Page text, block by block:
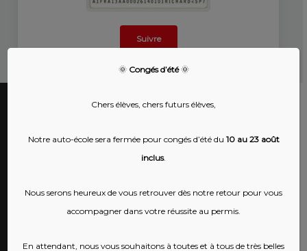
Suivre
01 60 14 96 65
🌞 Congés d’été🌞
Chers élèves, chers futurs élèves,
Notre auto-école sera fermée pour congés d’été du 10 au 23 août
inclus.
Nous serons heureux de vous retrouver dès notre retour pour vous
accompagner dans votre réussite au permis.
En attendant, nous vous souhaitons à toutes et à tous de très belles